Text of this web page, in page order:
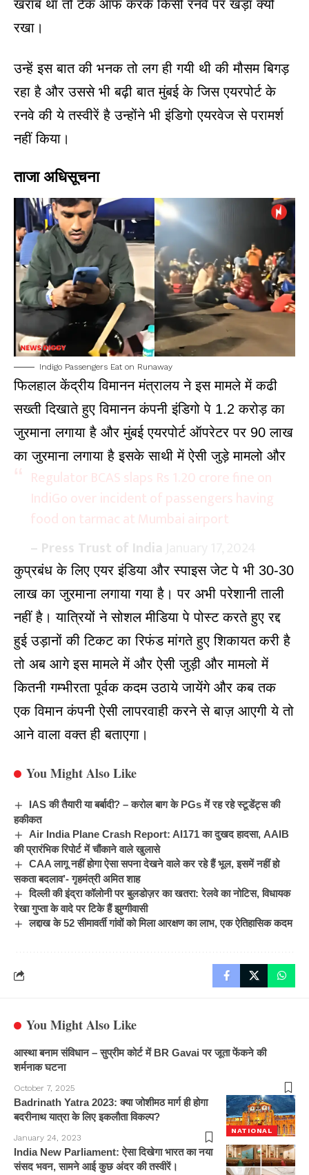
खराब था तो टेक ऑफ करके किसी रनवे पर खड़ा क्यों
रखा।
उन्हें इस बात की भनक तो लग ही गयी थी की मौसम बिगड़
रहा है और उससे भी बढ़ी बात मुंबई के जिस एयरपोर्ट के
रनवे की ये तस्वीरें है उन्होंने भी इंडिगो एयरवेज से परामर्श
नहीं किया।
ताजा अधिसूचना
Indigo Passengers Eat on Runaway
फिलहाल केंद्रीय विमानन मंत्रालय ने इस मामले में कढी
सख्ती दिखाते हुए विमानन कंपनी इंडिगो पे 1.2 करोड़ का
जुरमाना लगाया है और मुंबई एयरपोर्ट ऑपरेटर पर 90 लाख
का जुरमाना लगाया है इसके साथी में ऐसी जुड़े मामलो और
Regulator BCAS slaps Rs 1.20 crore fine on
IndiGo over incident of passengers having
food on tarmac at Mumbai airport
– Press Trust of India
कुप्रबंध के लिए एयर इंडिया और स्पाइस जेट पे भी 30-30
लाख काजुरमाना लगाया गया है। पर अभी परेशानी ताली
नहीं है। यात्रियों ने सोशल मीडिया पे पोस्ट करते हुए रद्द
हुई उड़ानों की टिकट का रिफंड मांगते हुए शिकायत करी है
तो अब आगे इस मामले में और ऐसी जुड़ी और मामलो में
कितनी गम्भीरता पूर्वक कदम उठाये जायेंगे और कब तक
एक विमान कंपनी ऐसी लापरवाही करने से बाज़ आएगी ये तो
आने वाला वक्त ही बताएगा।
You Might Also Like
IAS की तैयारी या बर्बादी? – करोल बाग के PGs में रह रहे स्टूडेंट्स की
हकीकत
Air India Plane Crash Report: AI171 का दुखद हादसा, AAIB
की प्रारंभिक रिपोर्ट में चौंकाने वाले खुलासे
CAA लागू नहीं होगा ऐसा सपना देखने वाले कर रहे हैं भूल, इसमें नहीं हो
सकता बदलाव’- गृहमंत्री अमित शाह
दिल्ली की इंद्रा कॉलोनी पर बुलडोज़र का खतरा: रेलवे का नोटिस, विधायक
रेखा गुप्ता के वादे पर टिके हैं झुग्गीवासी
लद्दाख के 52 सीमावर्ती गांवों को मिला आरक्षण का लाभ, एक ऐतिहासिक कदम
You Might Also Like
आस्था बनाम संविधान – सुप्रीम कोर्ट में BR Gavai पर जूता फेंकने की
शर्मनाक घटना
October 7, 2025
NATIONAL
Badrinath Yatra 2023: क्या जोशीमठ मार्ग ही होगा
बदरीनाथ यात्रा के लिए इकलौता विकल्प?
January 24, 2023
India New Parliament: ऐसा दिखेगा भारत का नया
संसद भवन, सामने आई कुछ अंदर की तस्वीरें।